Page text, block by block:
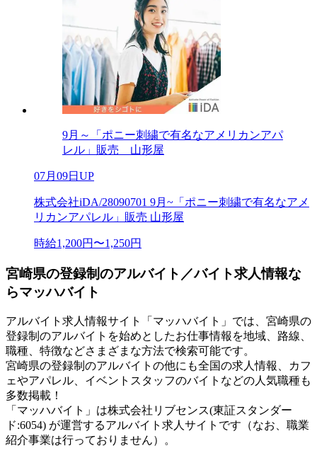
9月～「ポニー刺繍で有名なアメリカンアパ
レル」販売 山形屋
07月09日UP
株式会社iDA/28090701 9月~「ポニー刺繍で有名なアメ
リカンアパレル」販売 山形屋
時給1,200円〜1,250円
宮崎県の登録制のアルバイト／バイト求人情報な
らマッハバイト
アルバイト求人情報サイト「マッハバイト」では、宮崎県の
登録制のアルバイトを始めとしたお仕事情報を地域、路線、
職種、特徴などさまざまな方法で検索可能です。
宮崎県の登録制のアルバイトの他にも全国の求人情報、カフ
ェやアパレル、イベントスタッフのバイトなどの人気職種も
多数掲載！
「マッハバイト」は株式会社リブセンス(東証スタンダー
ド:6054) が運営するアルバイト求人サイトです（なお、職業
紹介事業は行っておりません）。